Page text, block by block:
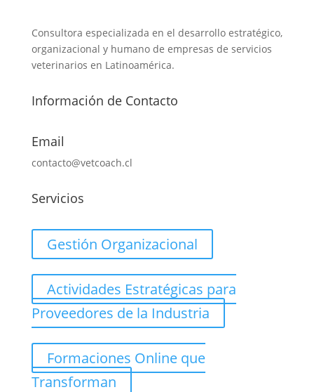
Consultora especializada en el desarrollo estratégico,
organizacional y humano de empresas de servicios
veterinarios en Latinoamérica.
Información de Contacto
Email
contacto@vetcoach.cl
Servicios
Gestión Organizacional
Actividades Estratégicas para
Proveedores de la Industria
Formaciones Online que
Transforman